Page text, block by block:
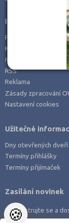
Informace
Prohlášení o
Kontakt
Mapa serveru
RSS
Reklama
Zásady zpracování
Nastavení cookies
Užitečné
Dny otevřených dveří
Termíny přihlášky
Termíny přijímaček
Zasílání novinek
Zaregistrujte se a
🍪